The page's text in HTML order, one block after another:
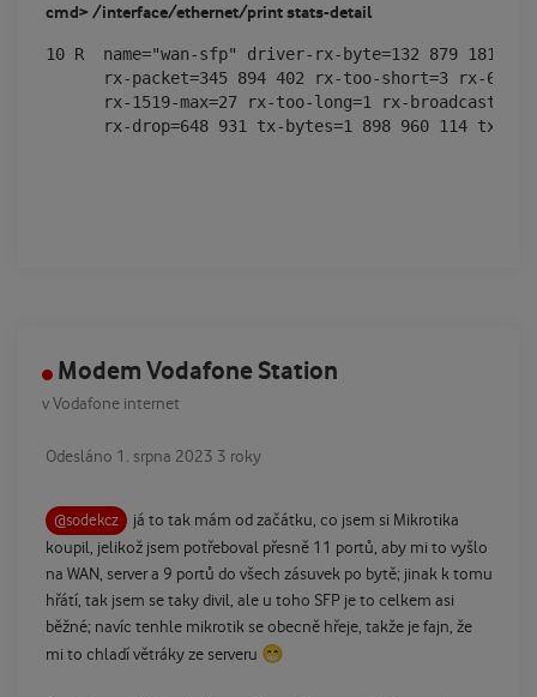
cmd> /interface/ethernet/print stats-detail
10 R  name="wan-sfp" driver-rx-byte=132 879 181
rx-packet=345 894 402 rx-too-short=3 rx-
rx-1519-max=27 rx-too-long=1 rx-
Modem Vodafone Station
vVodafone internet
Odesláno 1. srpna 2023 3 roky
@sodekcz
já to tak mám od začátku, co jsem si Mikrotika
koupil, jelikož jsem potřeboval přesně 11 portů, aby mi to vyšlo
na WAN, server a 9 portů do všech zásuvek po bytě; jinak k tomu
hřátí, tak jsem se taky divil, ale u toho SFP je to celkem asi
běžné; navíc tenhle mikrotik se obecně hřeje, takže je fajn, že
mi to chladí větráky ze serveru 😁